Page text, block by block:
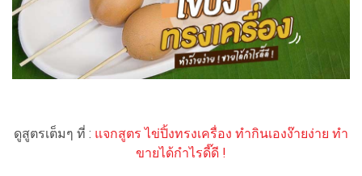
ดูสูตรเต็มๆ ที่ : แจกสูตร ไข่ปิ้งทรงเครื่อง ทำกินเองง๊ายง่าย ทำ
ขายได้กำไรดี๊ดี !